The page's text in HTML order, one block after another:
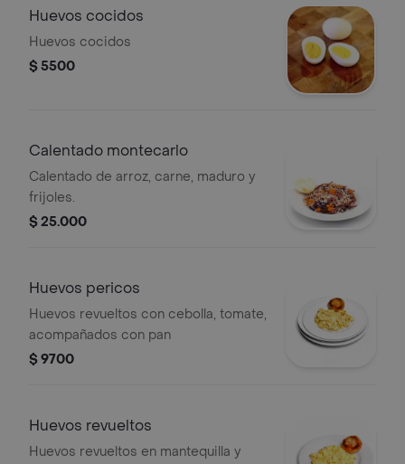
Huevos cocidos
Huevos cocidos
$ 5500
Calentado montecarlo
Calentado de arroz, carne, maduro y
frijoles.
$ 25.000
Huevos pericos
Huevos revueltos con cebolla, tomate,
acompañados con pan
$ 9700
Huevos revueltos
Huevos revueltos en mantequilla y